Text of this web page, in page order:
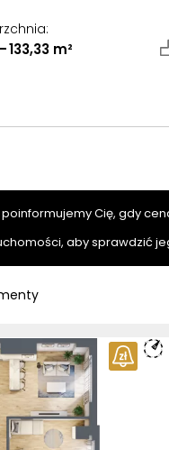
:
133,33 m²
Cię, gdy
aby sprawdzić
wymiary